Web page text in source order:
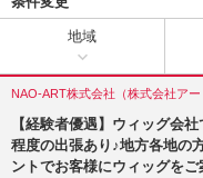
地域
NAO-ART株式会社（株式会社ア
【経験者優遇】ウィッグ会
程度の出張あり♪地方各地の
ントでお客様にウィッグを